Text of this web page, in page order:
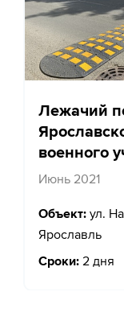
Лежачий
военного
Июнь 2021
Объект: ул.
Ярославль
Сроки: 2 дня